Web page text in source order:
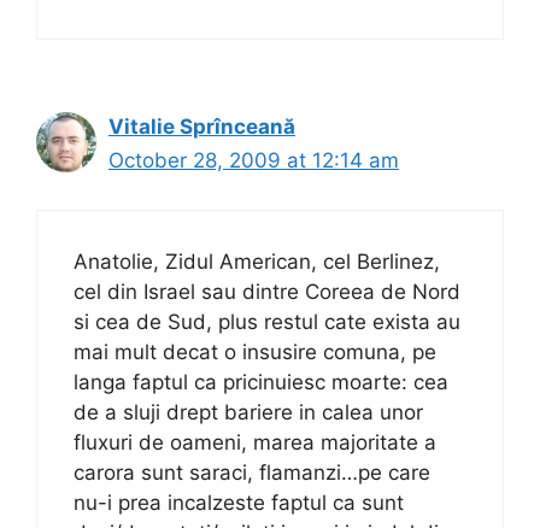
Vitalie Sprînceană
October 28, 2009 at 12:14 am
Anatolie, Zidul American, cel Berlinez,
cel din Israel sau dintre Coreea de Nord
si cea de Sud, plus restul cate exista au
mai mult decat o insusire comuna, pe
langa faptul ca pricinuiesc moarte: cea
de a sluji drept bariere in calea unor
fluxuri de oameni, marea majoritate a
carora sunt saraci, flamanzi…pe care
nu-i prea incalzeste faptul ca sunt